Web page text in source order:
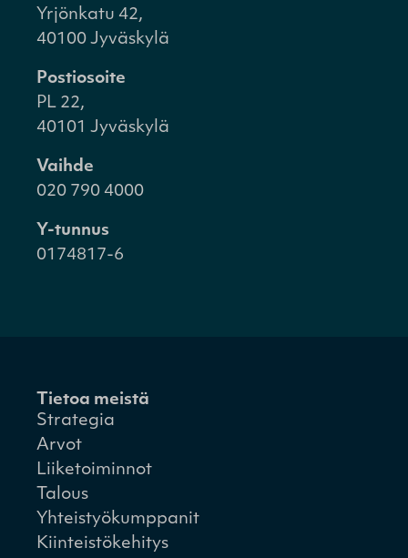
Yrjönkatu 42,
40100 Jyväskylä
Postiosoite
PL 22,
40101 Jyväskylä
Vaihde
020 790 4000
Y-tunnus
0174817-6
Tietoa meistä
Strategia
Arvot
Liiketoiminnot
Talous
Yhteistyökumppanit
Kiinteistökehitys